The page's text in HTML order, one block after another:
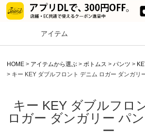
アイテム
HOME アイテムから選ぶ ボトムス パンツ
キー KEY ダブルフロント デニム ロガー ダンガリ
キー KEY ダブルフロ
ロガー ダンガリー パ
ー